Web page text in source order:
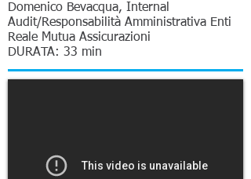
Domenico Bevacqua, Internal
Audit/Responsabilità Amministrativa Enti
Reale Mutua Assicurazioni
DURATA: 33 min